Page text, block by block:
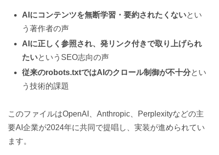
AIにコンテンツを無断学習・要約されたくないとい
う著作者の声
AIに正しく参照され、発リンク付きで取り上げられ
たいというSEO志向の声
従来のrobots.txtではAIのクロール制御が不十分とい
う技術的課題
このファイルはOpenAI、Anthropic、Perplexityなどの主
要AI企業が2024年に共同で提唱し、実装が進められてい
ます。